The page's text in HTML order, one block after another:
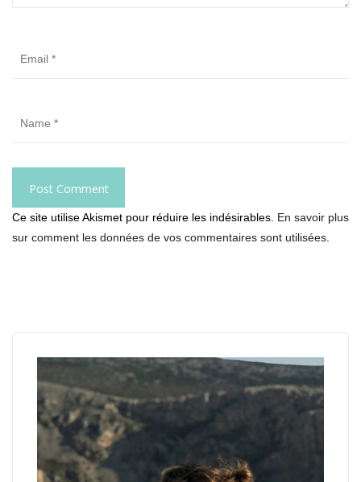
Ce site utilise Akismet pour réduire les indésirables. En savoir plus
sur comment les données de vos commentaires sont utilisées